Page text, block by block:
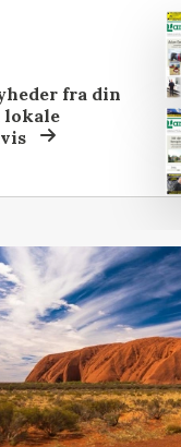
fra din
lokale